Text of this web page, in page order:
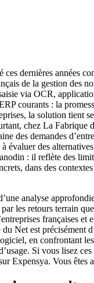
ces dernières années
de la gestion des
via OCR,
courants : la
la solution tient
chez La Fabrique
des demandes
évaluer des
: il reflète des
dans des
analyse
les retours terrain
françaises et
Net est précisément
en confrontant
Si vous lisez ces
Expensya. Vous êtes